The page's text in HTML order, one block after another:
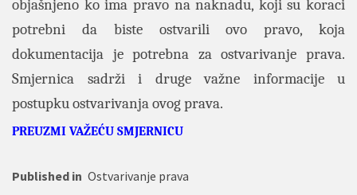
objašnjeno ko ima pravo na naknadu, koji su koraci
potrebni da biste ostvarili ovo pravo, koja
dokumentacija je potrebna za ostvarivanje prava.
Smjernica sadrži i druge važne informacije u
postupku ostvarivanja ovog prava.
PREUZMI VAŽEĆU SMJERNICU
Published in Ostvarivanje prava